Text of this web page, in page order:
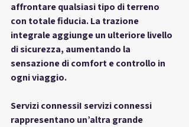
affrontare qualsiasi tipo di terreno
con totale fiducia. La trazione
integrale aggiunge un ulteriore livello
di sicurezza, aumentando la
sensazione di comfort e controllo in
ogni viaggio.
Servizi connessiI servizi connessi
rappresentano un’altra grande